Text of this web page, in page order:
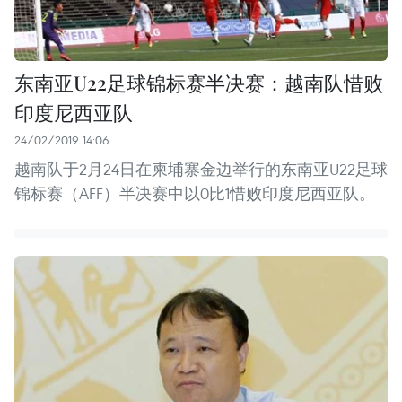
东南亚U22足球锦标赛半决赛：越南队惜败
印度尼西亚队
24/02/2019 14:06
越南队于2月24日在柬埔寨金边举行的东南亚U22足球
锦标赛（AFF）半决赛中以0比1惜败印度尼西亚队。